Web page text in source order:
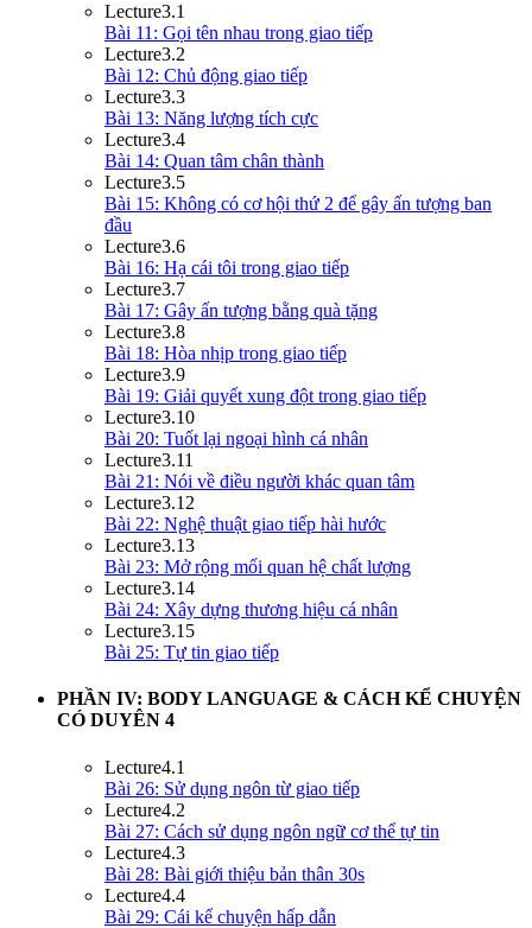
Lecture3.1
Bài 11: Gọi tên nhau trong giao tiếp
Lecture3.2
Bài 12: Chủ động giao tiếp
Lecture3.3
Bài 13: Năng lượng tích cực
Lecture3.4
Bài 14: Quan tâm chân thành
Lecture3.5
Bài 15: Không có cơ hội thứ 2 để gây ấn tượng ban
đầu
Lecture3.6
Bài 16: Hạ cái tôi trong giao tiếp
Lecture3.7
Bài 17: Gây ấn tượng bằng quà tặng
Lecture3.8
Bài 18: Hòa nhịp trong giao tiếp
Lecture3.9
Bài 19: Giải quyết xung đột trong giao tiếp
Lecture3.10
Bài 20: Tuốt lại ngoại hình cá nhân
Lecture3.11
Bài 21: Nói về điều người khác quan tâm
Lecture3.12
Bài 22: Nghệ thuật giao tiếp hài hước
Lecture3.13
Bài 23: Mở rộng mối quan hệ chất lượng
Lecture3.14
Bài 24: Xây dựng thương hiệu cá nhân
Lecture3.15
Bài 25: Tự tin giao tiếp
PHẦN IV: BODY LANGUAGE & CÁCH KỂ CHUYỆN
CÓ DUYÊN 4
Lecture4.1
Bài 26: Sử dụng ngôn từ giao tiếp
Lecture4.2
Bài 27: Cách sử dụng ngôn ngữ cơ thể tự tin
Lecture4.3
Bài 28: Bài giới thiệu bản thân 30s
Lecture4.4
Bài 29: Cái kể chuyện hấp dẫn